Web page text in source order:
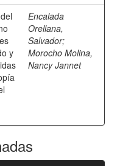
y
Encalada
Orellana,
Salvador;
Morocho Molina,
Nancy Jannet